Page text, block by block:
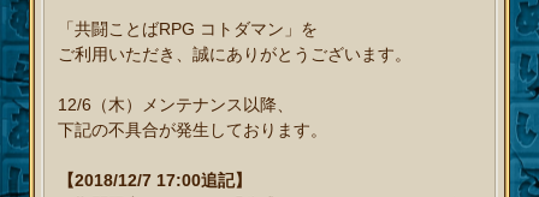
「共闘ことばRPG コトダマン」を
ご利用いただき、誠にありがとうございます。
12/6（木）メンテナンス以降、
下記の不具合が発生しております。
【2018/12/7 17:00追記】